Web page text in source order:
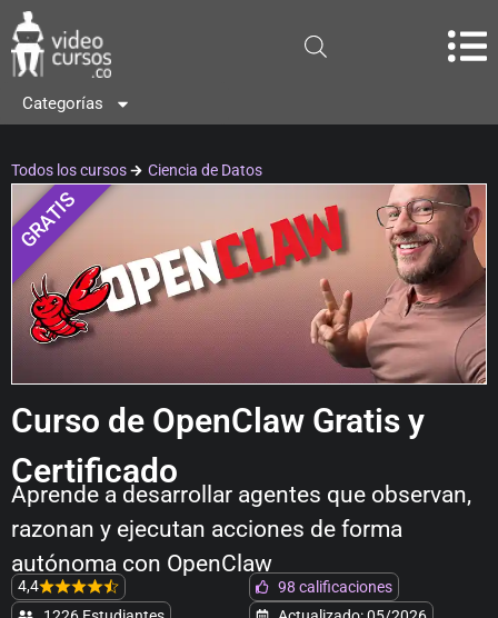
Categorías
Todos los cursos Ciencia de Datos
GRATIS
Curso de OpenClaw Gratis y
Certificado
Aprende a desarrollar agentes que observan,
razonan y ejecutan acciones de forma
autónoma con OpenClaw
4,4
98 calificaciones